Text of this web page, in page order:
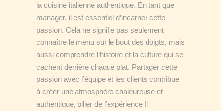
la cuisine italienne authentique. En tant que
manager, il est essentiel d’incarner cette
passion. Cela ne signifie pas seulement
connaître le menu sur le bout des doigts, mais
aussi comprendre l’histoire et la culture qui se
cachent derrière chaque plat. Partager cette
passion avec l’équipe et les clients contribue
à créer une atmosphère chaleureuse et
authentique, pilier de l’expérience Il